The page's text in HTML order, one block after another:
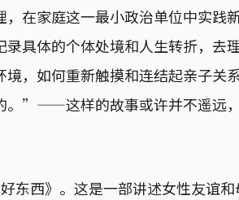
，在家庭这一最小政治单位中实践
录具体的个体处境和人生转折，去
境，如何重新触摸和连结起亲子关
。”——这样的故事或许并不遥远，
东西》。这是一部讲述女性友谊